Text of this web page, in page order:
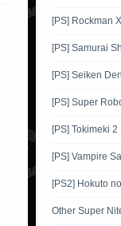
[PS] Rockman
[PS] Samurai
[PS] Seiken
[PS] Super
[PS] Tokimeki 2
[PS] Vampire
[PS2] Hokuto
Other Super